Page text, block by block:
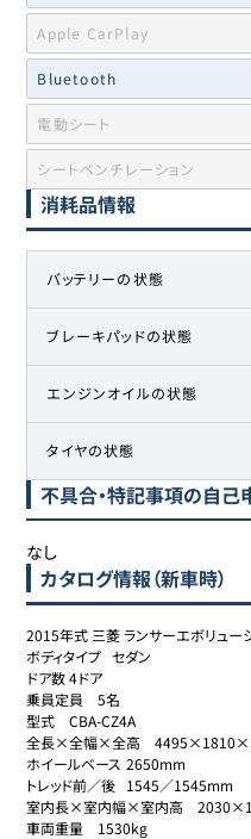
Apple CarPlay
Bluetooth
電動シート
シートベンチレーション
消耗品情報
バッテリーの状態
ブレーキパッドの状態
エンジンオイルの状態
タイヤの状態
不具合・特記事項の自己
なし
カタログ情報（新車時）
2015年式 三菱 ランサーエボリュー
ボディタイプ	セダン
ドア数	4ドア
乗員定員	5名
型式	CBA-CZ4A
全長×全幅×全高	4495×1810×1480mm
ホイールベース	2650mm
トレッド前／後	1545／1545mm
室内長×室内幅×室内高	2030×1470×1190mm
車両重量	1530kg